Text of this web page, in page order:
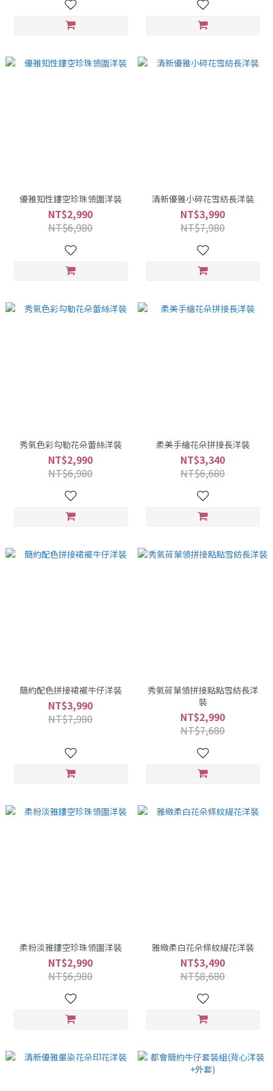
優雅知性鏤空珍珠領圍洋裝
NT$2,990
NT$6,980
清新優雅小碎花雪紡長洋裝
NT$3,990
NT$7,980
秀氣色彩勾勒花朵蕾絲洋裝
NT$2,990
NT$6,980
柔美手繪花朵拼接長洋裝
NT$3,340
NT$6,680
簡約配色拼接裙襬牛仔洋裝
NT$3,990
NT$7,980
秀氣荷葉領拼接點點雪紡長洋
裝
NT$2,990
NT$7,680
柔粉淡雅鏤空珍珠領圍洋裝
NT$2,990
NT$6,980
雅緻柔白花朵條紋緹花洋裝
NT$3,490
NT$8,680